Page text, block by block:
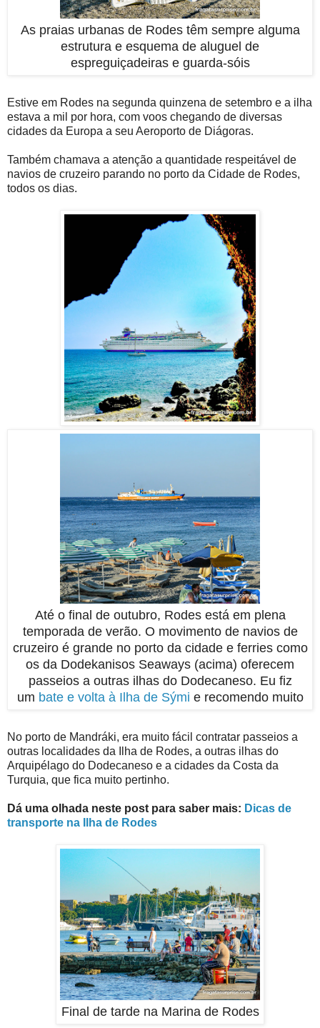
As praias urbanas de Rodes têm sempre alguma
estrutura e esquema de aluguel de
espreguiçadeiras e guarda-sóis
Estive em Rodes na segunda quinzena de setembro e a ilha
estava a mil por hora, com voos chegando de diversas
cidades da Europa a seu Aeroporto de Diágoras.
Também chamava a atenção a quantidade respeitável de
navios de cruzeiro parando no porto da Cidade de Rodes,
todos os dias.
Até o final de outubro, Rodes está em plena
temporada de verão. O movimento de navios de
cruzeiro é grande no porto da cidade e ferries como
os da Dodekanisos Seaways (acima) oferecem
passeios a outras ilhas do Dodecaneso. Eu fiz
um bate e volta à Ilha de Sými e recomendo muito
No porto de Mandráki, era muito fácil contratar passeios a
outras localidades da Ilha de Rodes, a outras ilhas do
Arquipélago do Dodecaneso e a cidades da Costa da
Turquia, que fica muito pertinho.
Dá uma olhada neste post para saber mais: Dicas de
transporte na Ilha de Rodes
Final de tarde na Marina de Rodes